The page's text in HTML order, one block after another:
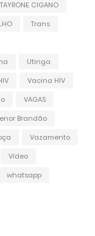
TAYRONE CIGANO
Trans
Utinga
Vacina HIV
VAGAS
Brandão
Vazamento
Vídeo
whatsapp